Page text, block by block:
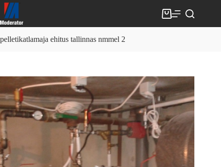
Skip
to
content
Shopping
cart
pelletikatlamaja ehitus tallinnas nmmel 2